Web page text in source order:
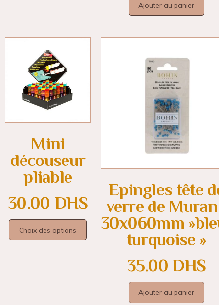
Ajouter au panier
Mini
découseur
pliable
30.00 DHS
Choix des options
Epingles tête
verre de
30x060mm
turquoise »
35.00 DHS
Ajouter au panier